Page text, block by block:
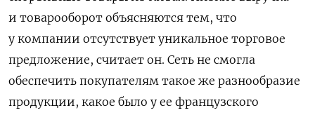
и товарооборот объясняются тем, что
у компании отсутствует уникальное торговое
предложение, считает он. Сеть не смогла
обеспечить покупателям такое же разнообразие
продукции, какое было у ее французского